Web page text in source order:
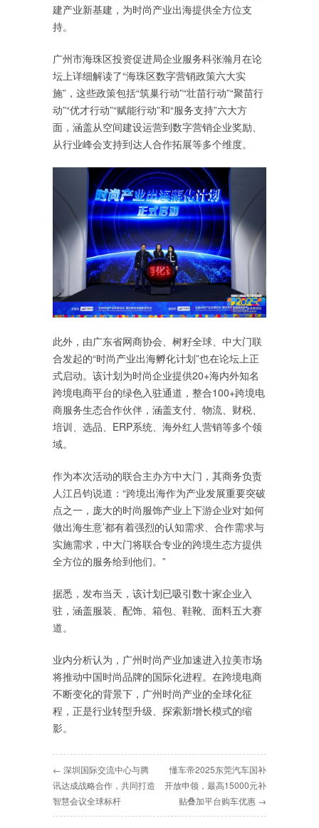
建产业新基建，为时尚产业出海提供全方位支
持。
广州市海珠区投资促进局企业服务科张瀚月在论
坛上详细解读了“海珠区数字营销政策六大实
施”，这些政策包括“筑巢行动”“壮苗行动”“聚苗行
动”“优才行动”“赋能行动”和“服务支持”六大方
面，涵盖从空间建设运营到数字营销企业奖励、
从行业峰会支持到达人合作拓展等多个维度。
此外，由广东省网商协会、树籽全球、中大门联
合发起的“时尚产业出海孵化计划”也在论坛上正
式启动。该计划为时尚企业提供20+海内外知名
跨境电商平台的绿色入驻通道，整合100+跨境电
商服务生态合作伙伴，涵盖支付、物流、财税、
培训、选品、ERP系统、海外红人营销等多个领
域。
作为本次活动的联合主办方中大门，其商务负责
人江吕钧说道：“跨境出海作为产业发展重要突破
点之一，庞大的时尚服饰产业上下游企业对‘如何
做出海生意’都有着强烈的认知需求、合作需求与
实施需求，中大门将联合专业的跨境生态方提供
全方位的服务给到他们。”
据悉，发布当天，该计划已吸引数十家企业入
驻，涵盖服装、配饰、箱包、鞋靴、面料五大赛
道。
业内分析认为，广州时尚产业加速进入拉美市场
将推动中国时尚品牌的国际化进程。在跨境电商
不断变化的背景下，广州时尚产业的全球化征
程，正是行业转型升级、探索新增长模式的缩
影。
← 深圳国际交流中心与腾
讯达成战略合作，共同打造
智慧会议全球标杆
懂车帝2025东莞汽车国补
开放申领，最高15000元补
贴叠加平台购车优惠 →